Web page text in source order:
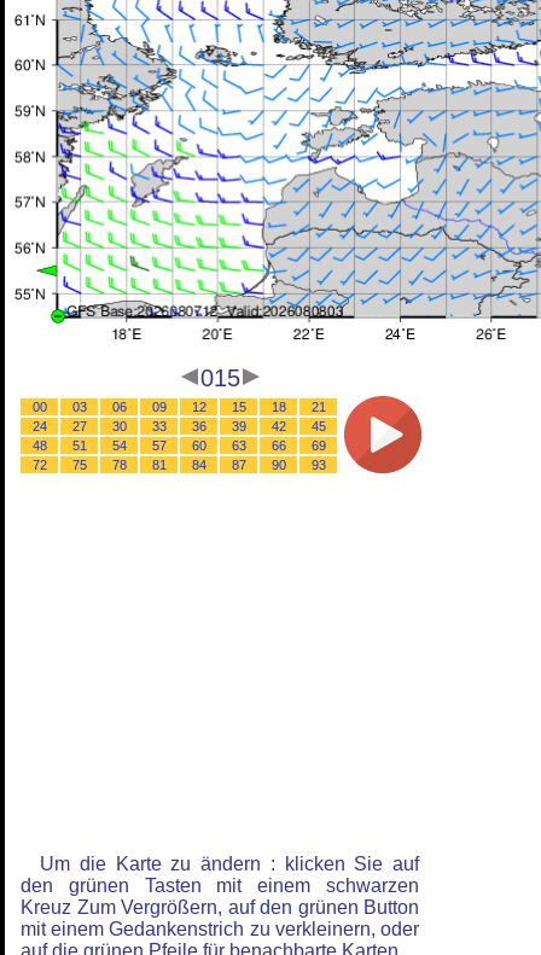
015
00 03 06 09 12 15 18
21
24
27 30 33 36 39 42
45
48
51 54 57 60 63 66
69
72
75 78 81 84 87 90 93
Um die Karte zu ändern : klicken Sie auf
den grünen Tasten mit einem schwarzen
Kreuz Zum Vergrößern, auf den grünen Button
mit einem Gedankenstrich zu verkleinern, oder
auf die grünen Pfeile für benachbarte Karten.